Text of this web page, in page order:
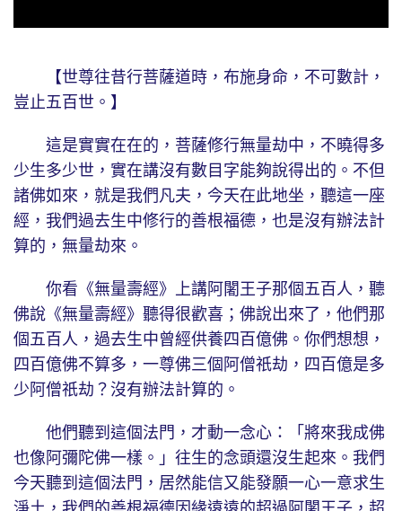
【世尊往昔行菩薩道時，布施身命，不可數計，
豈止五百世。】
這是實實在在的，菩薩修行無量劫中，不曉得多
少生多少世，實在講沒有數目字能夠說得出的。不但
諸佛如來，就是我們凡夫，今天在此地坐，聽這一座
經，我們過去生中修行的善根福德，也是沒有辦法計
算的，無量劫來。
你看《無量壽經》上講阿闍王子那個五百人，聽
佛說《無量壽經》聽得很歡喜；佛說出來了，他們那
個五百人，過去生中曾經供養四百億佛。你們想想，
四百億佛不算多，一尊佛三個阿僧祇劫，四百億是多
少阿僧祇劫？沒有辦法計算的。
他們聽到這個法門，才動一念心：「將來我成佛
也像阿彌陀佛一樣。」往生的念頭還沒生起來。我們
今天聽到這個法門，居然能信又能發願一心一意求生